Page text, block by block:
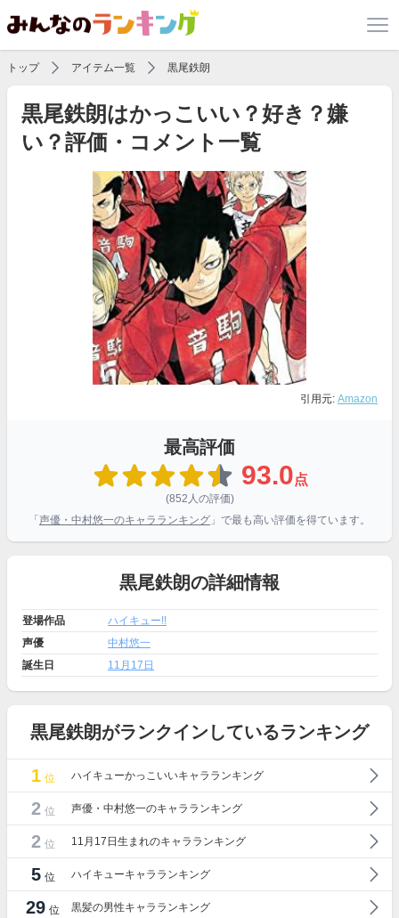
トップ アイテム一覧 黒尾鉄朗
黒尾鉄朗はかっこいい？好き？嫌
い？評価・コメント一覧
引用元: Amazon
最高評価
93.0点
(852人の評価)
「 声優・中村悠一のキャラランキング 」で最も高い評価を得ています。
黒尾鉄朗の詳細情報
登場作品
ハイキュー!!
声優
中村悠一
誕生日
11月17日
黒尾鉄朗がランクインしているランキング
1 位 ハイキューかっこいいキャラランキング
2 位 声優・中村悠一のキャラランキング
2 位 11月17日生まれのキャラランキング
5 位 ハイキューキャラランキング
29 位 黒髪の男性キャラランキング